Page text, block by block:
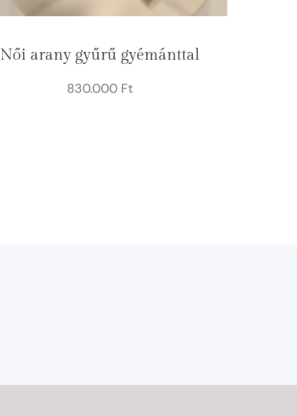
Női arany gyűrű gyémánttal
830.000 Ft